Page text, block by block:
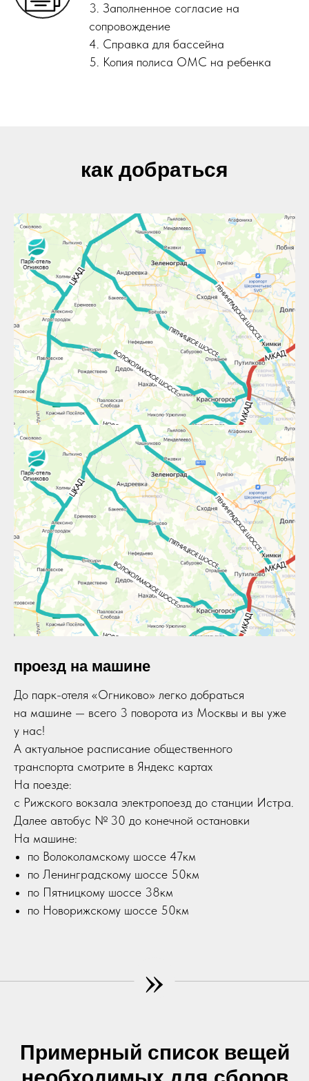
3. Заполненное согласие на
сопровождение
4. Справка для бассейна
5. Копия полиса ОМС на ребенка
как добраться
проезд на машине
До парк-отеля «Огниково» легко добраться
на машине — всего 3 поворота из Москвы и вы уже
у нас!
А актуальное расписание общественного
транспорта смотрите в Яндекс картах
На поезде:
с Рижского вокзала электропоезд до станции Истра.
Далее автобус № 30 до конечной остановки
На машине:
по Волоколамскому шоссе 47км
по Ленинградскому шоссе 50км
по Пятницкому шоссе 38км
по Новорижскому шоссе 50км
»
Примерный список вещей